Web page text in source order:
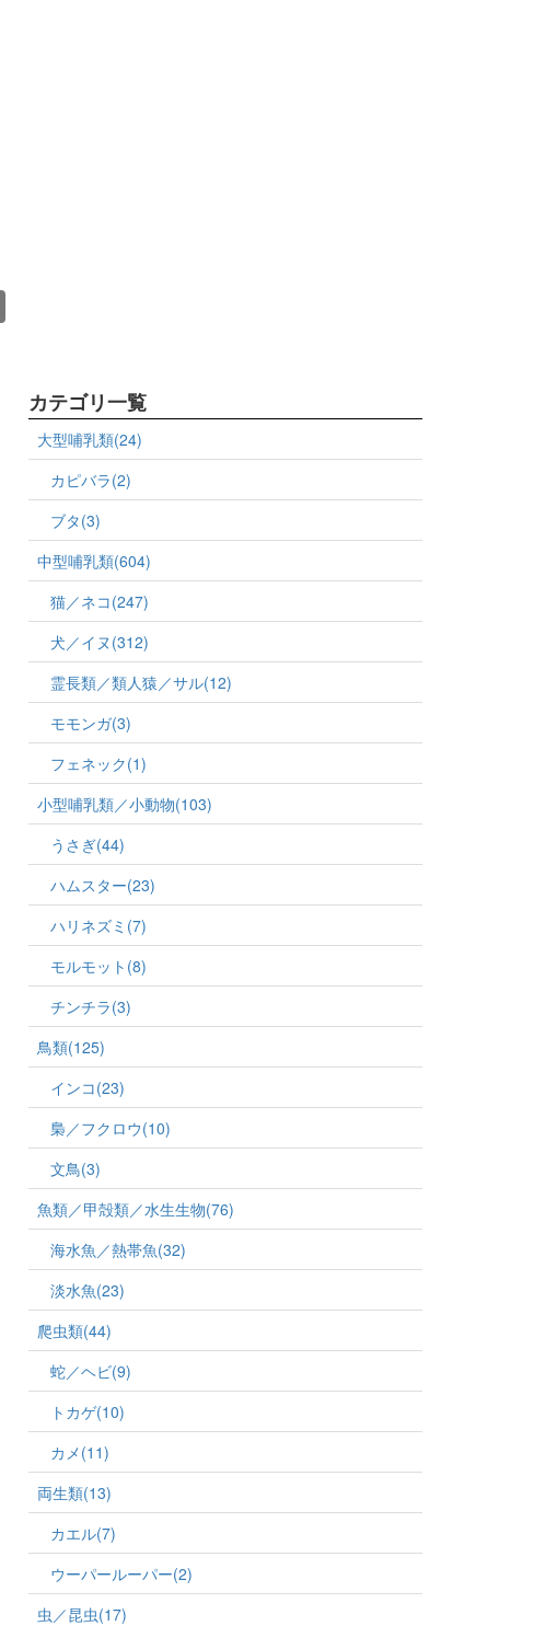
カテゴリ一覧
大型哺乳類(24)
カピバラ(2)
ブタ(3)
中型哺乳類(604)
猫／ネコ(247)
犬／イヌ(312)
霊長類／類人猿／サル(12)
モモンガ(3)
フェネック(1)
小型哺乳類／小動物(103)
うさぎ(44)
ハムスター(23)
ハリネズミ(7)
モルモット(8)
チンチラ(3)
鳥類(125)
インコ(23)
梟／フクロウ(10)
文鳥(3)
魚類／甲殻類／水生生物(76)
海水魚／熱帯魚(32)
淡水魚(23)
爬虫類(44)
蛇／ヘビ(9)
トカゲ(10)
カメ(11)
両生類(13)
カエル(7)
ウーパールーパー(2)
虫／昆虫(17)